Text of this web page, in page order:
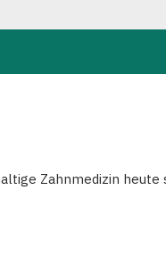
Zahnmedizin heute